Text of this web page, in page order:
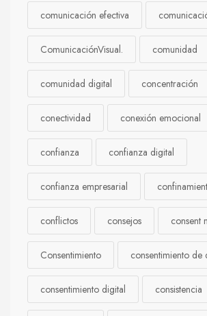
comunicación efectiva
ComunicaciónVisual. comunidad
comunidad digital concentración
conectividad conexión emocional
confianza confianza digital
confianza empresarial
conflictos consejos consent
Consentimiento consentimiento de
consentimiento digital consistencia